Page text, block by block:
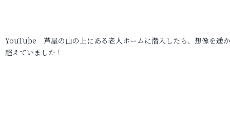
YouTube 芦屋の山の上にある老人ホームに潜入したら、想像を遥
超えていました！